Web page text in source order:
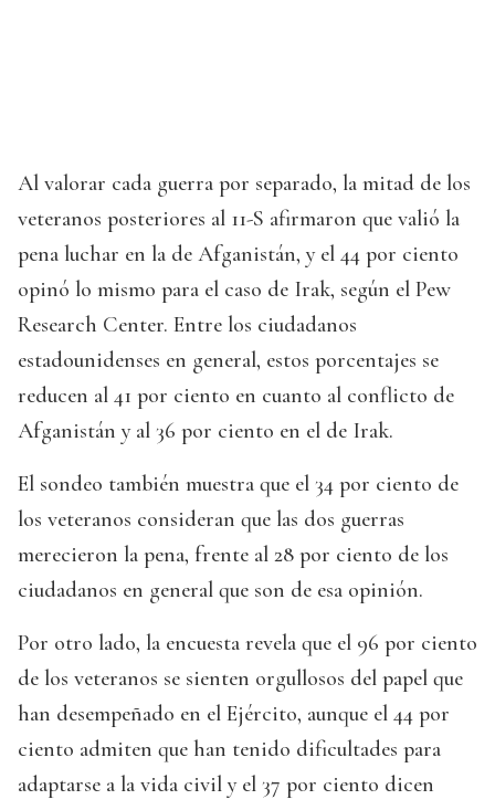
Al valorar cada guerra por separado, la mitad de los
veteranos posteriores al 11-S afirmaron que valió la
pena luchar en la de Afganistán, y el 44 por ciento
opinó lo mismo para el caso de Irak, según el Pew
Research Center. Entre los ciudadanos
estadounidenses en general, estos porcentajes se
reducen al 41 por ciento en cuanto al conflicto de
Afganistán y al 36 por ciento en el de Irak.
El sondeo también muestra que el 34 por ciento de
los veteranos consideran que las dos guerras
merecieron la pena, frente al 28 por ciento de los
ciudadanos en general que son de esa opinión.
Por otro lado, la encuesta revela que el 96 por ciento
de los veteranos se sienten orgullosos del papel que
han desempeñado en el Ejército, aunque el 44 por
ciento admiten que han tenido dificultades para
adaptarse a la vida civil y el 37 por ciento dicen